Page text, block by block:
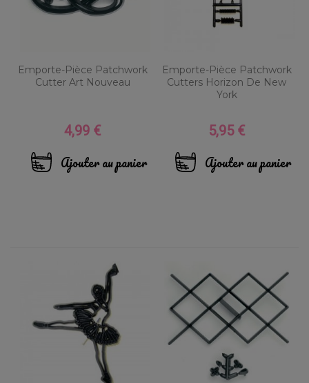
Emporte-Pièce Patchwork
Cutter Art Nouveau
Prix
4,99 €
Ajouter au panier
Emporte-Pièce Patchwork
Cutters Horizon De New
York
Prix
5,95 €
Ajouter au panier